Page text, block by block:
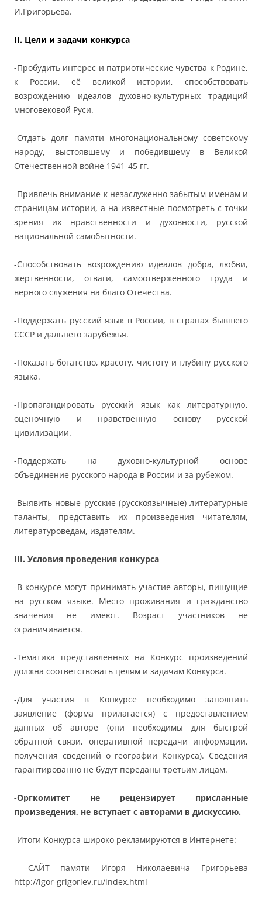
И.Григорьева.
II. Цели и задачи конкурса
-Пробудить интерес и патриотические чувства к Родине,
к России, её великой истории, способствовать
возрождению идеалов духовно-культурных традиций
многовековой Руси.
-Отдать долг памяти многонациональному советскому
народу, выстоявшему и победившему в Великой
Отечественной войне 1941-45 гг.
-Привлечь внимание к незаслуженно забытым именам и
страницам истории, а на известные посмотреть с точки
зрения их нравственности и духовности, русской
национальной самобытности.
-Способствовать возрождению идеалов добра, любви,
жертвенности, отваги, самоотверженного труда и
верного служения на благо Отечества.
-Поддержать русский язык в России, в странах бывшего
СССР и дальнего зарубежья.
-Показать богатство, красоту, чистоту и глубину русского
языка.
-Пропагандировать русский язык как литературную,
оценочную и нравственную основу русской
цивилизации.
-Поддержать на духовно-культурной основе
объединение русского народа в России и за рубежом.
-Выявить новые русские (русскоязычные) литературные
таланты, представить их произведения читателям,
литературоведам, издателям.
III. Условия проведения конкурса
-В конкурсе могут принимать участие авторы, пишущие
на русском языке. Место проживания и гражданство
значения не имеют. Возраст участников не
ограничивается.
-Тематика представленных на Конкурс произведений
должна соответствовать целям и задачам Конкурса.
-Для участия в Конкурсе необходимо заполнить
заявление (форма прилагается) с предоставлением
данных об авторе (они необходимы для быстрой
обратной связи, оперативной передачи информации,
получения сведений о географии Конкурса). Сведения
гарантированно не будут переданы третьим лицам.
-Оргкомитет не рецензирует присланные
произведения, не вступает с авторами в дискуссию.
-Итоги Конкурса широко рекламируются в Интернете:
-САЙТ памяти Игоря Николаевича Григорьева
http://igor-grigoriev.ru/index.html